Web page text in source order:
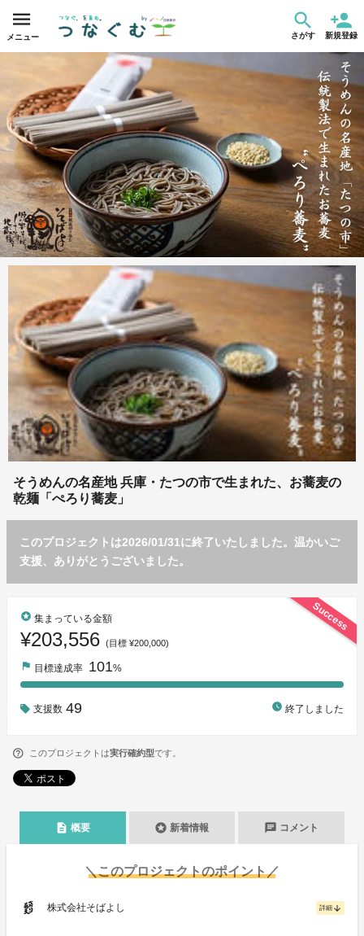
メニュー さがす 新規登録
そうめんの名産地 兵庫・たつの市で生まれた、お蕎麦の
乾麺「ぺろり蕎麦」
このプロジェクトは2026/01/31に終了いたしました。温かいご
支援、ありがとうございました。
Success
stars 集まっている金額
¥203,556 (目標 ¥200,000)
flag 目標達成率 101%
支援数 49 watch_later 終了しました
このプロジェクトは実行確約型です。
description 概要 stars 新着情報 chat コメント
＼このプロジェクトのポイント／
株式会社そばよし 詳細 arrow_downward